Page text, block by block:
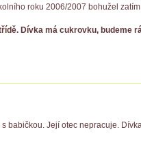
roku 2006/2007 bohužel
Dívka má cukrovku, budeme
babičkou. Její otec nepracuje.